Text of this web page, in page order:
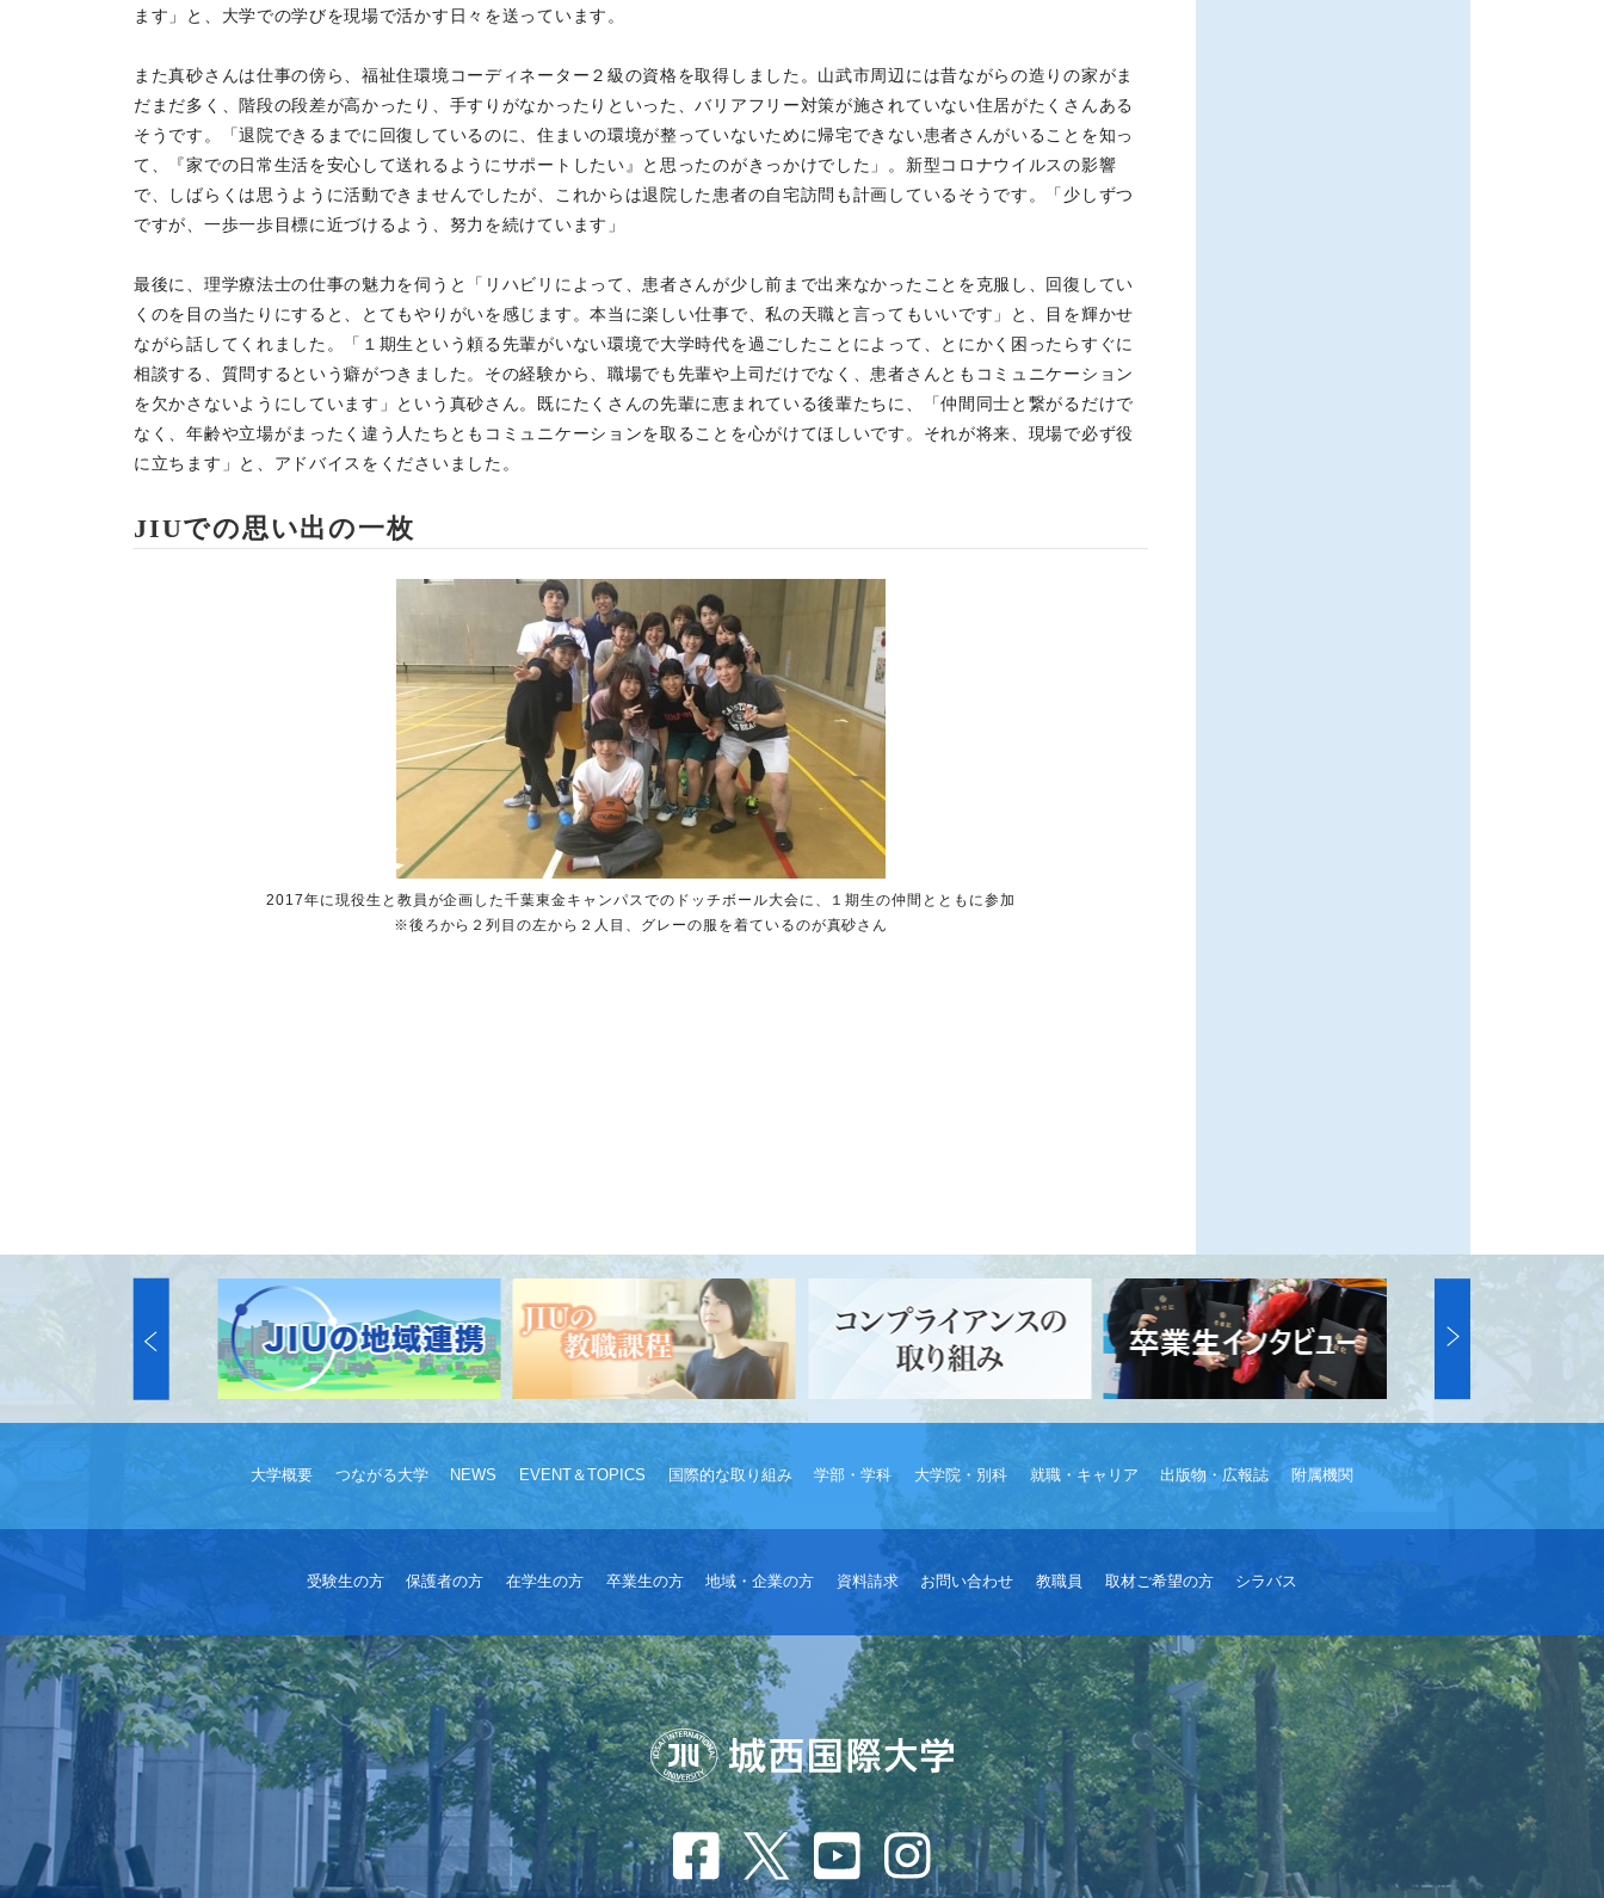
ます」と、大学での学びを現場で活かす日々を送っています。
また真砂さんは仕事の傍ら、福祉住環境コーディネーター２級の資格を取得しました。山武市周辺には昔ながらの造りの家がま
だまだ多く、階段の段差が高かったり、手すりがなかったりといった、バリアフリー対策が施されていない住居がたくさんある
そうです。「退院できるまでに回復しているのに、住まいの環境が整っていないために帰宅できない患者さんがいることを知っ
て、『家での日常生活を安心して送れるようにサポートしたい』と思ったのがきっかけでした」。新型コロナウイルスの影響
で、しばらくは思うように活動できませんでしたが、これからは退院した患者の自宅訪問も計画しているそうです。「少しずつ
ですが、一歩一歩目標に近づけるよう、努力を続けています」
最後に、理学療法士の仕事の魅力を伺うと「リハビリによって、患者さんが少し前まで出来なかったことを克服し、回復してい
くのを目の当たりにすると、とてもやりがいを感じます。本当に楽しい仕事で、私の天職と言ってもいいです」と、目を輝かせ
ながら話してくれました。「１期生という頼る先輩がいない環境で大学時代を過ごしたことによって、とにかく困ったらすぐに
相談する、質問するという癖がつきました。その経験から、職場でも先輩や上司だけでなく、患者さんともコミュニケーション
を欠かさないようにしています」という真砂さん。既にたくさんの先輩に恵まれている後輩たちに、「仲間同士と繋がるだけで
なく、年齢や立場がまったく違う人たちともコミュニケーションを取ることを心がけてほしいです。それが将来、現場で必ず役
に立ちます」と、アドバイスをくださいました。
JIUでの思い出の一枚
2017年に現役生と教員が企画した千葉東金キャンパスでのドッチボール大会に、１期生の仲間とともに参加
※後ろから２列目の左から２人目、グレーの服を着ているのが真砂さん
大学概要 つながる大学 NEWS EVENT＆TOPICS 国際的な取り組み 学部・学科 大学院・別科 就職・キャリア 出版物・広報誌 附属機関
受験生の方 保護者の方 在学生の方 卒業生の方 地域・企業の方 資料請求 お問い合わせ 教職員 取材ご希望の方 シラバス